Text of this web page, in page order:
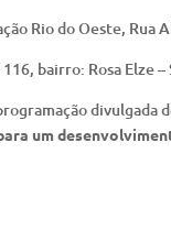
Rio do Oeste,
bairro: Rosa Elze
divulgada
um